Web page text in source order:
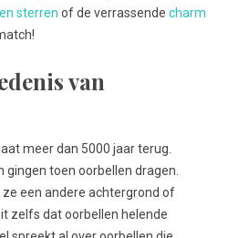
sterren of de verrassende charm
van
meer dan 5000 jaar terug.
gingen toen oorbellen dragen.
een andere achtergrond of
zelfs dat oorbellen helende